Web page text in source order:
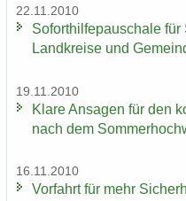
22.11.2010
So­fort­hil­fe­pau­scha­le
Land­krei­se und
19.11.2010
Klare An­sa­gen für den
nach dem
16.11.2010
Vor­fahrt für mehr